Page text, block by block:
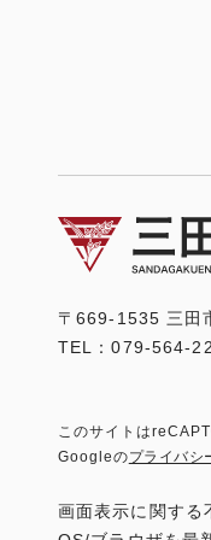
〒669-1535 三田
TEL：079-564-
このサイトは
Googleのプライバシ
画面表示に関する